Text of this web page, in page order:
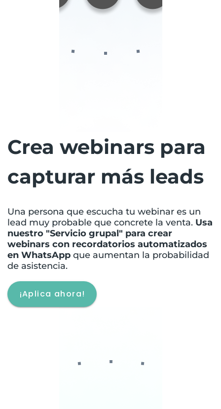
Crea webinars para
capturar más leads
Una persona que escucha tu webinar es un
lead muy probable que concrete la venta. Usa
nuestro "Servicio grupal" para crear
webinars con recordatorios automatizados
en WhatsApp que aumentan la probabilidad
de asistencia.
¡Aplica ahora!